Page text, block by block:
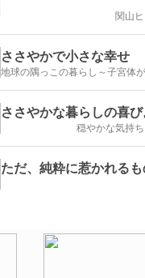
関山
ささやかで小さな幸せ
ささやかな暮らしの喜び
穏やかな気持
ただ、純粋に惹かれる